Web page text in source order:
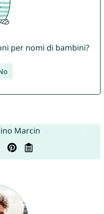
per nomi di bambini?